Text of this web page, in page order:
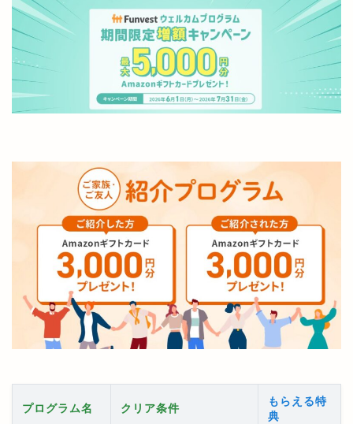
プログラム名 クリア条件
もらえる特
典